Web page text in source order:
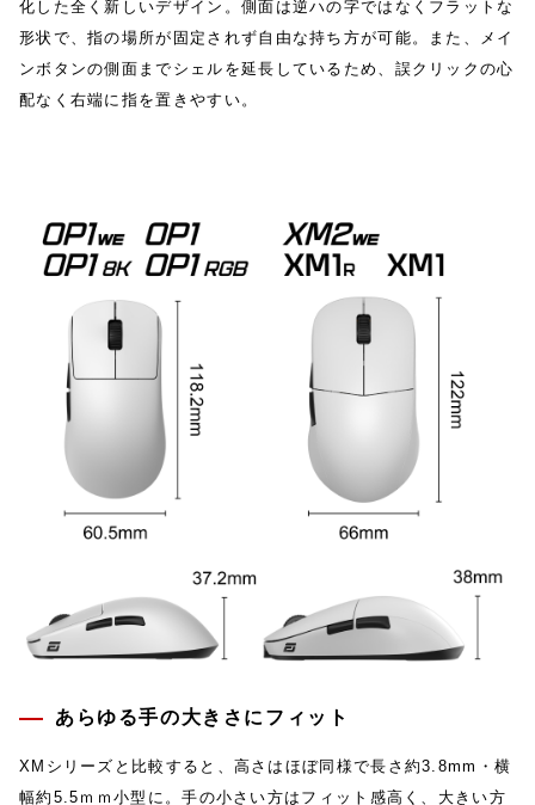
化した全く新しいデザイン。側面は逆ハの字ではなくフラットな
形状で、指の場所が固定されず自由な持ち方が可能。また、メイ
ンボタンの側面までシェルを延長しているため、誤クリックの心
配なく右端に指を置きやすい。
あらゆる手の大きさにフィット
XMシリーズと比較すると、高さはほぼ同様で長さ約3.8mm・横
幅約5.5ｍｍ小型に。手の小さい方はフィット感高く、大きい方